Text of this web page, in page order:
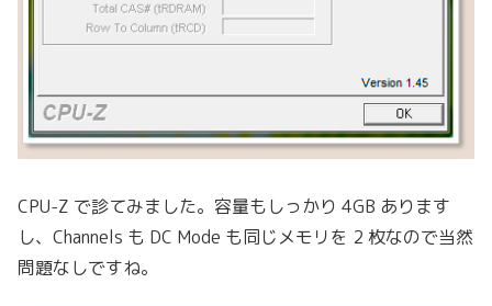
CPU-Z で診てみました。容量もしっかり 4GB あります
し、Channels も DC Mode も同じメモリを 2 枚なので当然
問題なしですね。